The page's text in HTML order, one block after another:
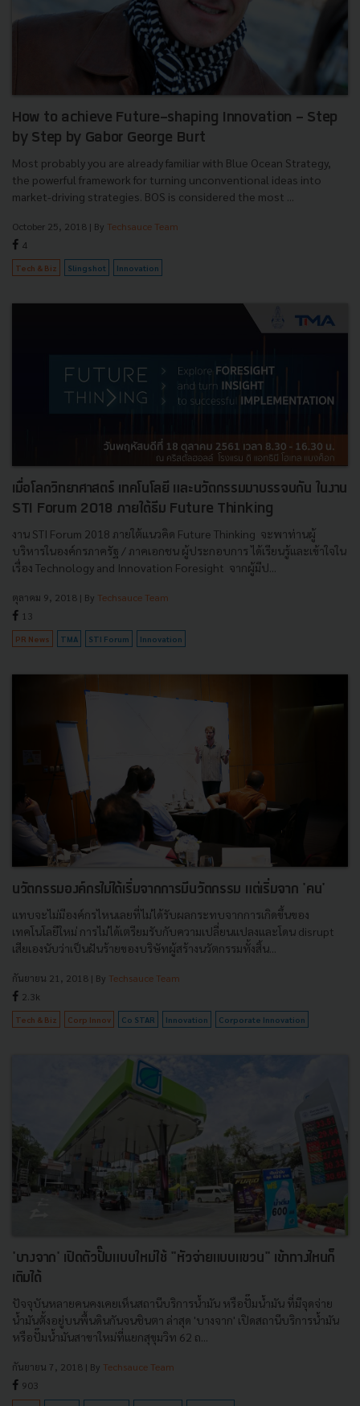
How to achieve Future-shaping Innovation - Step
by Step by Gabor George Burt
Most probably you are already familiar with Blue Ocean Strategy,
the powerful framework for turning unconventional ideas into
market-driving strategies. BOS is considered the most ...
October 25, 2018 | By Techsauce Team
4
Tech & Biz Slingshot Innovation
เมื่อโลกวิทยาศาสตร์ เทคโนโลยี และนวัตกรรมมาบรรจบกัน ในงาน
STI Forum 2018 ภายใต้ธีม Future Thinking
งาน STI Forum 2018 ภายใต้แนวคิด Future Thinking จะพาท่านผู้
บริหารในองค์กรภาครัฐ / ภาคเอกชน ผู้ประกอบการ ได้เรียนรู้และเข้าใจใน
เรื่อง Technology and Innovation Foresight จากผู้มีป...
ตุลาคม 9, 2018 | By Techsauce Team
13
PR News TMA STI Forum Innovation
นวัตกรรมองค์กรไม่ได้เริ่มจากการมีนวัตกรรม แต่เริ่มจาก 'คน'
แทบจะไม่มีองค์กรไหนเลยที่ไม่ได้รับผลกระทบจากการเกิดขึ้นของ
เทคโนโลยีใหม่ การไม่ได้เตรียมรับกับความเปลี่ยนแปลงและโดน disrupt
เสียเองนับว่าเป็นฝันร้ายของบริษัทผู้สร้างนวัตกรรมทั้งสิ้น...
กันยายน 21, 2018 | By Techsauce Team
2.3k
Tech & Biz Corp Innov Co STAR Innovation Corporate Innovation
'บางจาก' เปิดตัวปั๊มแบบใหม่ใช้ "หัวจ่ายแบบแขวน" เข้าทางไหนก็
เติมได้
ปัจจุบันหลายคนคงเคยเห็นสถานีบริการน้ำมัน หรือปั๊มน้ำมัน ที่มีจุดจ่าย
น้ำมันตั้งอยู่บนพื้นดินกันจนชินตา ล่าสุด 'บางจาก' เปิดสถานีบริการน้ำมัน
หรือปั๊มน้ำมันสาขาใหม่ที่แยกสุขุมวิท 62 ถ...
กันยายน 7, 2018 | By Techsauce Team
903